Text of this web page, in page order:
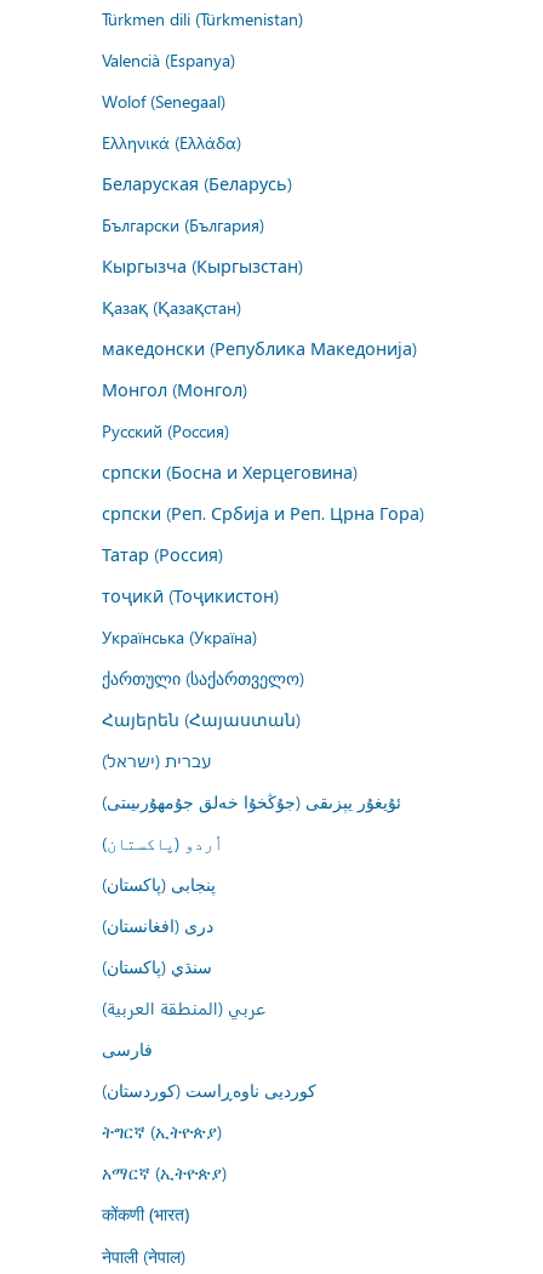
Türkmen dili (Türkmenistan)
Valencià (Espanya)
Wolof (Senegaal)
Ελληνικά (Ελλάδα)
Беларуская (Беларусь)
Български (България)
Кыргызча (Кыргызстан)
Қазақ (Қазақстан)
македонски (Република Македонија)
Монгол (Монгол)
Русский (Россия)
српски (Босна и Херцеговина)
српски (Реп. Србија и Реп. Црна Гора)
Татар (Россия)
тоҷикӣ (Тоҷикистон)
Українська (Україна)
ქართული (საქართველო)
Հայերեն (Հայաստան)
עברית (ישראל)
ئۇيغۇر يېزىقى (جۇڭخۇا خەلق جۇمھۇرىيىتى)
اُردو (پاکستان)
پنجابی (پاکستان)
درى (افغانستان)
سنڌي (پاکستان)
عربي (المنطقة العربية)
فارسى
کوردیی ناوەڕاست (کوردستان)
ትግርኛ (ኢትዮጵያ)
አማርኛ (ኢትዮጵያ)
कोंकणी (भारत)
नेपाली (नेपाल)